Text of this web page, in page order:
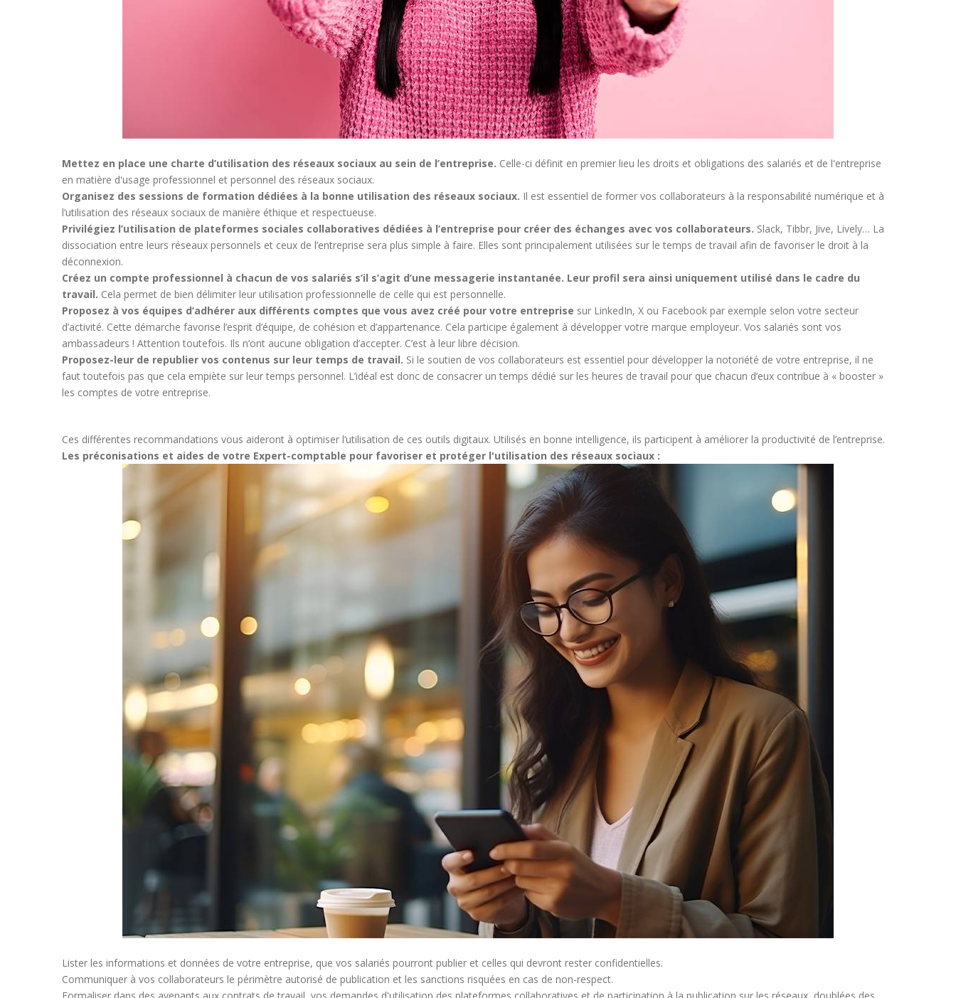
Mettez en place une charte d’utilisation des réseaux sociaux au sein de l’entreprise. Celle-ci définit en premier lieu les droits et obligations des salariés et de l'entreprise
en matière d'usage professionnel et personnel des réseaux sociaux.
Organisez des sessions de formation dédiées à la bonne utilisation des réseaux sociaux. Il est essentiel de former vos collaborateurs à la responsabilité numérique et à
l’utilisation des réseaux sociaux de manière éthique et respectueuse.
Privilégiez l’utilisation de plateformes sociales collaboratives dédiées à l’entreprise pour créer des échanges avec vos collaborateurs. Slack, Tibbr, Jive, Lively… La
dissociation entre leurs réseaux personnels et ceux de l’entreprise sera plus simple à faire. Elles sont principalement utilisées sur le temps de travail afin de favoriser le droit à la
déconnexion.
Créez un compte professionnel à chacun de vos salariés s’il s’agit d’une messagerie instantanée. Leur profil sera ainsi uniquement utilisé dans le cadre du
travail. Cela permet de bien délimiter leur utilisation professionnelle de celle qui est personnelle.
Proposez à vos équipes d’adhérer aux différents comptes que vous avez créé pour votre entreprise sur LinkedIn, X ou Facebook par exemple selon votre secteur
d’activité. Cette démarche favorise l’esprit d’équipe, de cohésion et d’appartenance. Cela participe également à développer votre marque employeur. Vos salariés sont vos
ambassadeurs ! Attention toutefois. Ils n’ont aucune obligation d’accepter. C’est à leur libre décision.
Proposez-leur de republier vos contenus sur leur temps de travail. Si le soutien de vos collaborateurs est essentiel pour développer la notoriété de votre entreprise, il ne
faut toutefois pas que cela empiète sur leur temps personnel. L’idéal est donc de consacrer un temps dédié sur les heures de travail pour que chacun d’eux contribue à « booster »
les comptes de votre entreprise.
Ces différentes recommandations vous aideront à optimiser l’utilisation de ces outils digitaux. Utilisés en bonne intelligence, ils participent à améliorer la productivité de l’entreprise.
Les préconisations et aides de votre Expert-comptable pour favoriser et protéger l'utilisation des réseaux sociaux :
Lister les informations et données de votre entreprise, que vos salariés pourront publier et celles qui devront rester confidentielles.
Communiquer à vos collaborateurs le périmètre autorisé de publication et les sanctions risquées en cas de non-respect.